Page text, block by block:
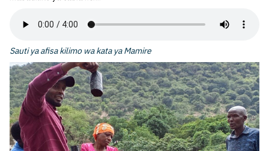
Sauti ya afisa kilimo wa kata ya Mamire